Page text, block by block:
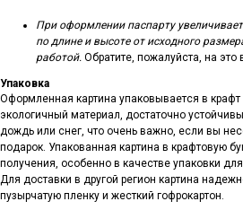
При оформлении паспарту
по длине и высоте от исходного
работой. Обратите, пожалуйста, на это
Упаковка
Оформленная картина упаковывается в
экологичный материал, достаточно
дождь или снег, что очень важно, если вы
подарок. Упакованная картина в крафтовую
получения, особенно в качестве упаковки
Для доставки в другой регион картина
пузырчатую пленку и жесткий гофрокартон.